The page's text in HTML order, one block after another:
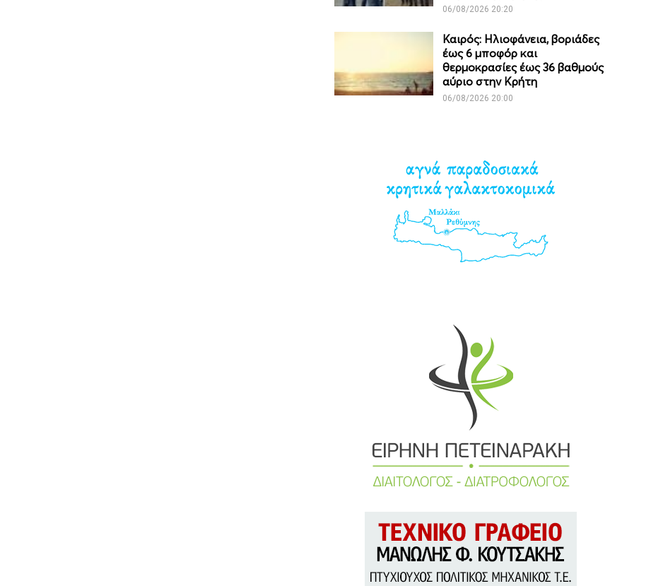
06/08/2026 20:20
Καιρός: Ηλιοφάνεια, βοριάδες
έως 6 μποφόρ και
θερμοκρασίες έως 36 βαθμούς
αύριο στην Κρήτη
06/08/2026 20:00